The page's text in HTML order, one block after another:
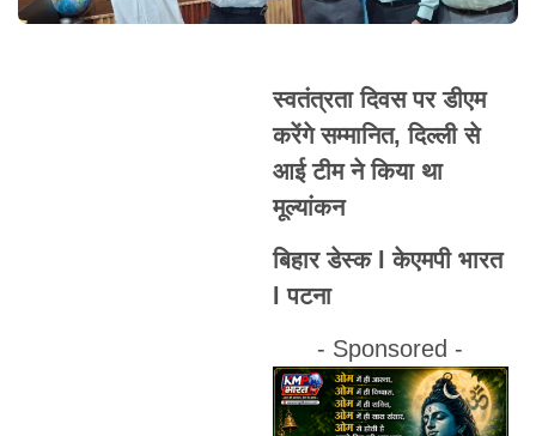
स्वतंत्रता दिवस पर डीएम
करेंगे सम्मानित, दिल्ली से
आई टीम ने किया था
मूल्यांकन
बिहार डेस्क l केएमपी भारत
l पटना
- Sponsored -